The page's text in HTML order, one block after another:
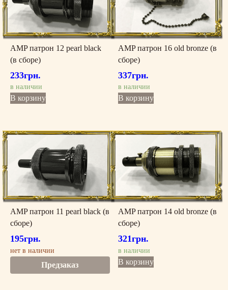
AMP патрон 12 pearl black
(в сборе)
233грн.
в наличии
В корзину
AMP патрон 16 old bronze (в
сборе)
337грн.
в наличии
В корзину
AMP патрон 11 pearl black (в
сборе)
195грн.
нет в наличии
Предзаказ
AMP патрон 14 old bronze (в
сборе)
321грн.
в наличии
В корзину